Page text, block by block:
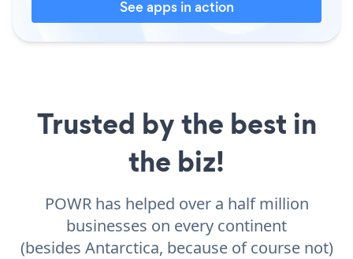
See apps in action
Trusted by the best in
the biz!
POWR has helped over a half million
businesses on every continent
(besides Antarctica, because of course not)